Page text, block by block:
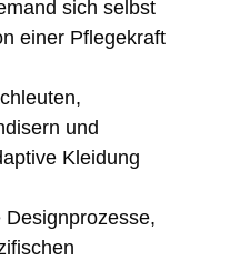
sich selbst
einer Pflegekraft
und
Kleidung